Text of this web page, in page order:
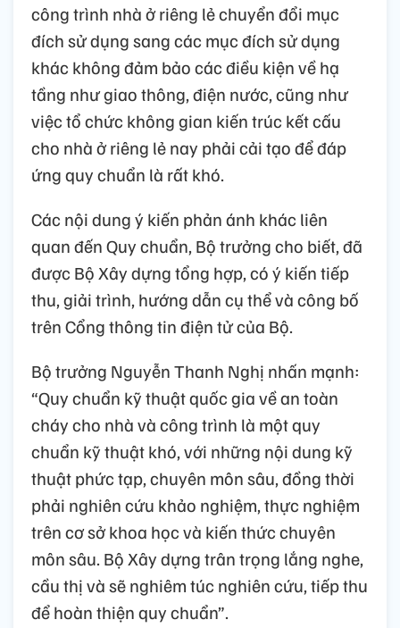
công trình nhà ở riêng lẻ chuyển đổi mục
đích sử dụng sang các mục đích sử dụng
khác không đảm bảo các điều kiện về hạ
tầng như giao thông, điện nước, cũng như
việc tổ chức không gian kiến trúc kết cấu
cho nhà ở riêng lẻ nay phải cải tạo để đáp
ứng quy chuẩn là rất khó.
Các nội dung ý kiến phản ánh khác liên
quan đến Quy chuẩn, Bộ trưởng cho biết, đã
được Bộ Xây dựng tổng hợp, có ý kiến tiếp
thu, giải trình, hướng dẫn cụ thể và công bố
trên Cổng thông tin điện tử của Bộ.
Bộ trưởng Nguyễn Thanh Nghị nhấn mạnh:
“Quy chuẩn kỹ thuật quốc gia về an toàn
cháy cho nhà và công trình là một quy
chuẩn kỹ thuật khó, với những nội dung kỹ
thuật phức tạp, chuyên môn sâu, đồng thời
phải nghiên cứu khảo nghiệm, thực nghiệm
trên cơ sở khoa học và kiến thức chuyên
môn sâu. Bộ Xây dựng trân trọng lắng nghe,
cầu thị và sẽ nghiêm túc nghiên cứu, tiếp thu
để hoàn thiện quy chuẩn”.